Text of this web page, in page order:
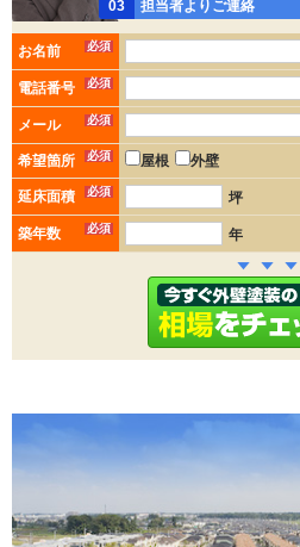
03 担当者よりご連絡
お名前 必須
電話番号 必須
メール 必須
希望箇所 必須 屋根 外壁
延床面積 必須 坪
築年数 必須 年